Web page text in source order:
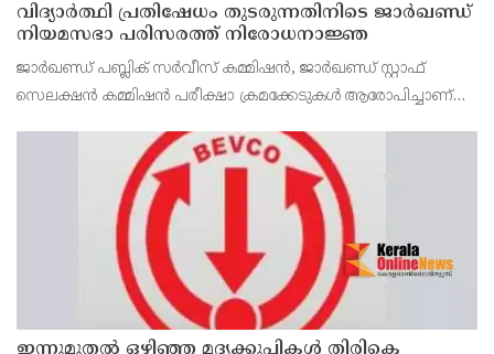
വിദ്യാര്‍ത്ഥി പ്രതിഷേധം തുടരുന്നതിനിടെ ജാര്‍ഖണ്ഡ്
നിയമസഭാ പരിസരത്ത് നിരോധനാജ്ഞ
ജാര്‍ഖണ്ഡ് പബ്ലിക് സര്‍വീസ് കമ്മിഷന്‍, ജാര്‍ഖണ്ഡ് സ്റ്റാഫ്
സെലക്ഷന്‍ കമ്മിഷന്‍ പരീക്ഷാ ക്രമക്കേടുകള്‍ ആരോപിച്ചാണ്
ഇന്നുമുതല്‍ ഒഴിഞ്ഞ മദ്യക്കുപ്പികള്‍ തിരികെ